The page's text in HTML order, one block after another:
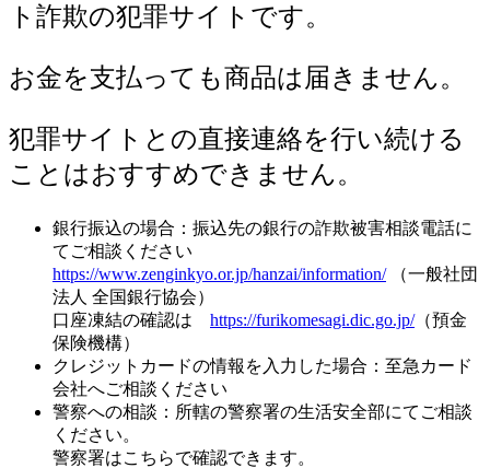
ト詐欺の犯罪サイトです。
お金を支払っても商品は届きません。
犯罪サイトとの直接連絡を行い続ける
ことはおすすめできません。
銀行振込の場合：振込先の銀行の詐欺被害相談電話に
てご相談ください
https://www.zenginkyo.or.jp/hanzai/information/（一般社団
法人 全国銀行協会）
口座凍結の確認は https://furikomesagi.dic.go.jp/（預金
保険機構）
クレジットカードの情報を入力した場合：至急カード
会社へご相談ください
警察への相談：所轄の警察署の生活安全部にてご相談
ください。
警察署はこちらで確認できます。